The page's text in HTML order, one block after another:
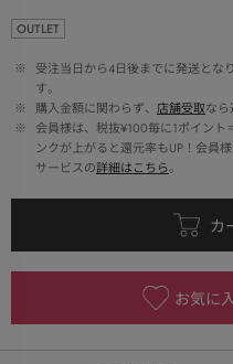
OUTLET
※
受注当日から4日後までに発送とな
す。
※
購入金額に関わらず、 店舗受取なら
※
会員様は、税抜¥100毎に1ポイン
ンクが上がると還元率もUP！会員
サービスの詳細はこちら。
お気に